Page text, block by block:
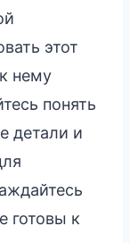
этот
нему
понять
детали и
готовы к